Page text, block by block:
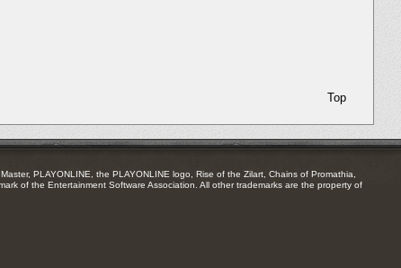
Top
PLAYONLINE, the PLAYONLINE logo, Rise of the Zilart, Chains of Promathia,
of the Entertainment Software Association. All other trademarks are the property of